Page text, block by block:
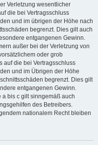
Verletzung wesentlicher
die bei Vertragsschluss
und im übrigen der Höhe nach
begrenzt. Dies gilt auch
entgangenen Gewinn.
außer bei der Verletzung von
oder grob
auf die bei Vertragsschluss
und im Übrigen der Höhe
begrenzt. Dies gilt
entgangenen Gewinn.
bis c gilt sinngemäß auch
des Betreibers.
nationalem Recht bleiben